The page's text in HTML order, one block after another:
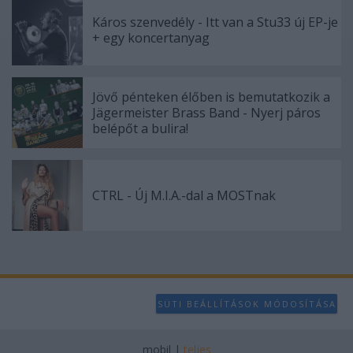
Káros szenvedély - Itt van a Stu33 új EP-je
+ egy koncertanyag
Jövő pénteken élőben is bemutatkozik a
Jägermeister Brass Band - Nyerj páros
belépőt a bulira!
CTRL - Új M.I.A.-dal a MOSTnak
SÜTI BEÁLLÍTÁSOK MÓDOSÍTÁSA
mobil | teljes